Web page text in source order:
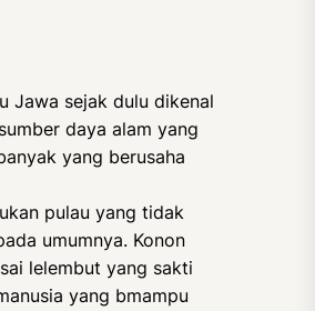
Jawa sejak dulu dikenal
daya alam yang
yang berusaha
pulau yang tidak
umumnya. Konon
lelembut yang sakti
yang bmampu